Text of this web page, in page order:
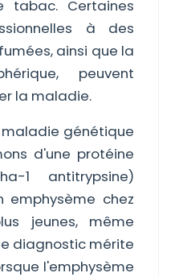
tabac. Certaines
à des
ainsi que la
peuvent
la maladie.
maladie génétique
d'une protéine
1 antitrypsine)
emphysème chez
jeunes, même
diagnostic mérite
l'emphysème